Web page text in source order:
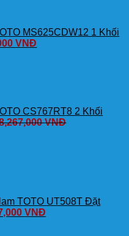
MS625CDW12 1 Khối
VNĐ
CS767RT8 2 Khối
VNĐ
TOTO UT508T Đặt
VNĐ